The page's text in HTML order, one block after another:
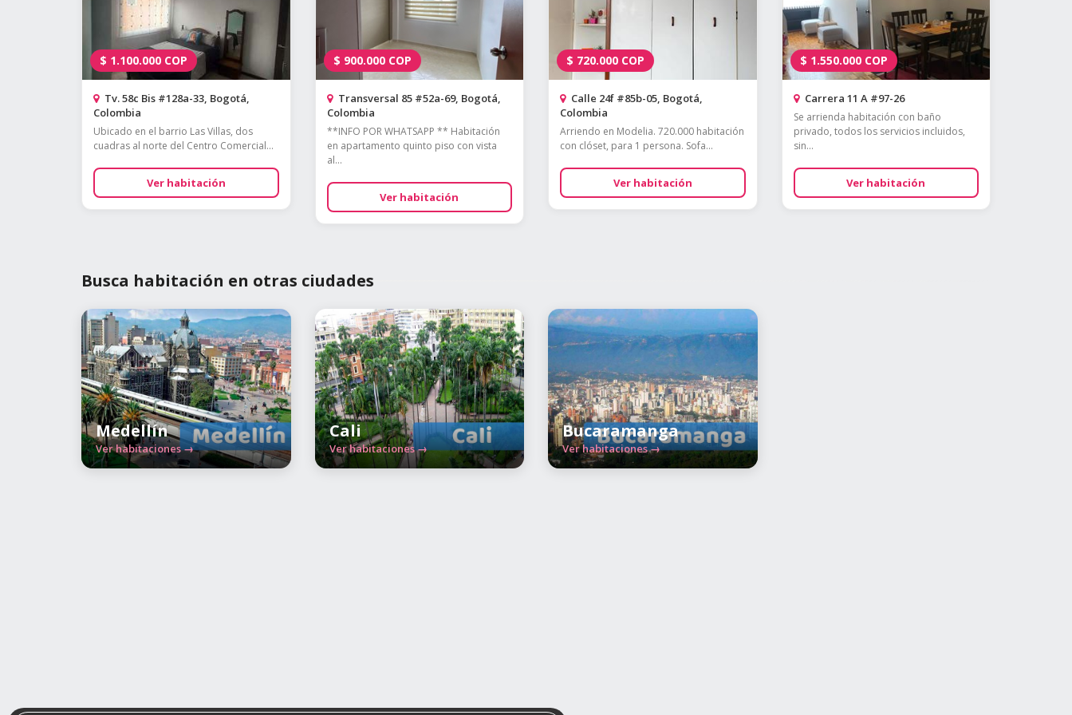
$ 1.100.000 COP
Tv. 58c Bis #128a-33, Bogotá,
Colombia
Ubicado en el barrio Las Villas, dos
cuadras al norte del Centro Comercial...
Ver habitación
$ 900.000 COP
Transversal 85 #52a-69, Bogotá,
Colombia
**INFO POR WHATSAPP ** Habitación
en apartamento quinto piso con vista
al...
Ver habitación
$ 720.000 COP
Calle 24f #85b-05, Bogotá,
Colombia
Arriendo en Modelia. 720.000 habitación
con clóset, para 1 persona. Sofa...
Ver habitación
$ 1.550.000 COP
Carrera 11 A #97-26
Se arrienda habitación con baño
privado, todos los servicios incluidos,
sin...
Ver habitación
Busca habitación en otras ciudades
Medellín
Ver habitaciones →
Cali
Ver habitaciones →
Bucaramanga
Ver habitaciones →